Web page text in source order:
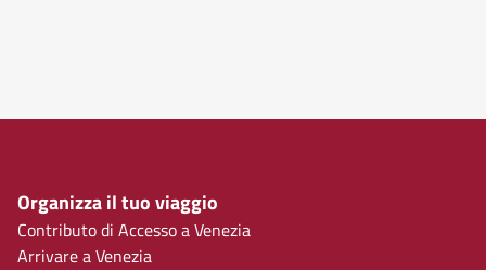
Organizza il tuo viaggio
Contributo di Accesso a Venezia
Arrivare a Venezia